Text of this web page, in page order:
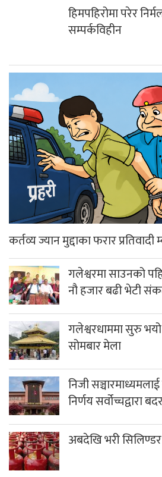
हिमपहिरोमा परेर
सम्पर्कविहीन
कर्तव्य ज्यान मुद्दाका फरार प्रतिवादी
गलेश्वरमा साउनको
नौ हजार बढी भेटी
गलेश्वरधाममा सुरु
सोमबार मेला
निजी
निर्णय सर्वोच्चद्वारा
अबदेखि भरी